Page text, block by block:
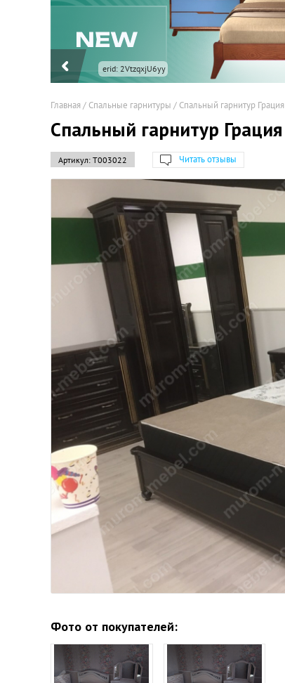
erid: 2VtzqxjU6yy
Главная/ Спальные гарнитуры / Спальный гарнитур Грация
Спальный гарнитур Грация
Артикул: Т003022 Читать отзывы
Фото от покупателей: